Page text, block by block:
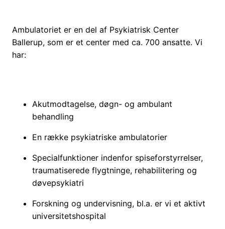
Ambulatoriet er en del af Psykiatrisk Center
Ballerup, som er et center med ca. 700 ansatte. Vi
har:
Akutmodtagelse, døgn- og ambulant
behandling
En række psykiatriske ambulatorier
Specialfunktioner indenfor spiseforstyrrelser,
traumatiserede flygtninge, rehabilitering og
døvepsykiatri
Forskning og undervisning, bl.a. er vi et aktivt
universitetshospital